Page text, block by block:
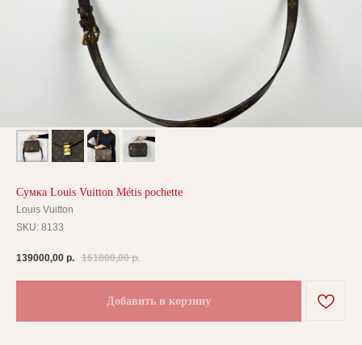
Сумка Louis Vuitton Métis pochette
Louis Vuitton
SKU: 8133
139000,00 р. 161800,00 р.
Добавить в корзину